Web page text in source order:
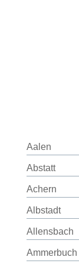
Aalen
Abstatt
Achern
Albstadt
Allensbach
Ammerbuch